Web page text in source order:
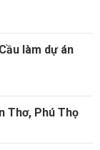
làm dự án
Thơ, Phú Thọ